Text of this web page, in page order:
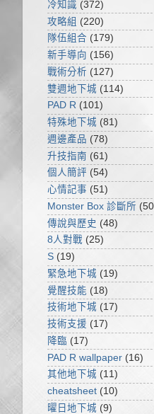
冷知識 (372)
攻略組 (220)
隊伍組合 (179)
新手導向 (156)
戰術分析 (127)
雙週地下城 (114)
PAD R (101)
特殊地下城 (81)
週邊產品 (78)
升技指南 (61)
個人簡評 (54)
心情記事 (51)
Monster Box 診斷所
傳說與歷史 (48)
8人對戰 (25)
S (19)
緊急地下城 (19)
覺醒技能 (18)
技術地下城 (17)
技術支援 (17)
降臨 (17)
PAD R wallpaper (16)
其他地下城 (11)
cheatsheet (10)
曜日地下城 (9)